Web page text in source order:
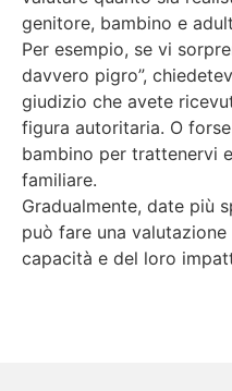
genitore, bambino e
Per esempio, se vi
davvero pigro”,
giudizio che avete
figura autoritaria. O
bambino per trattenervi
familiare.
Gradualmente, date più
può fare una
capacità e del loro